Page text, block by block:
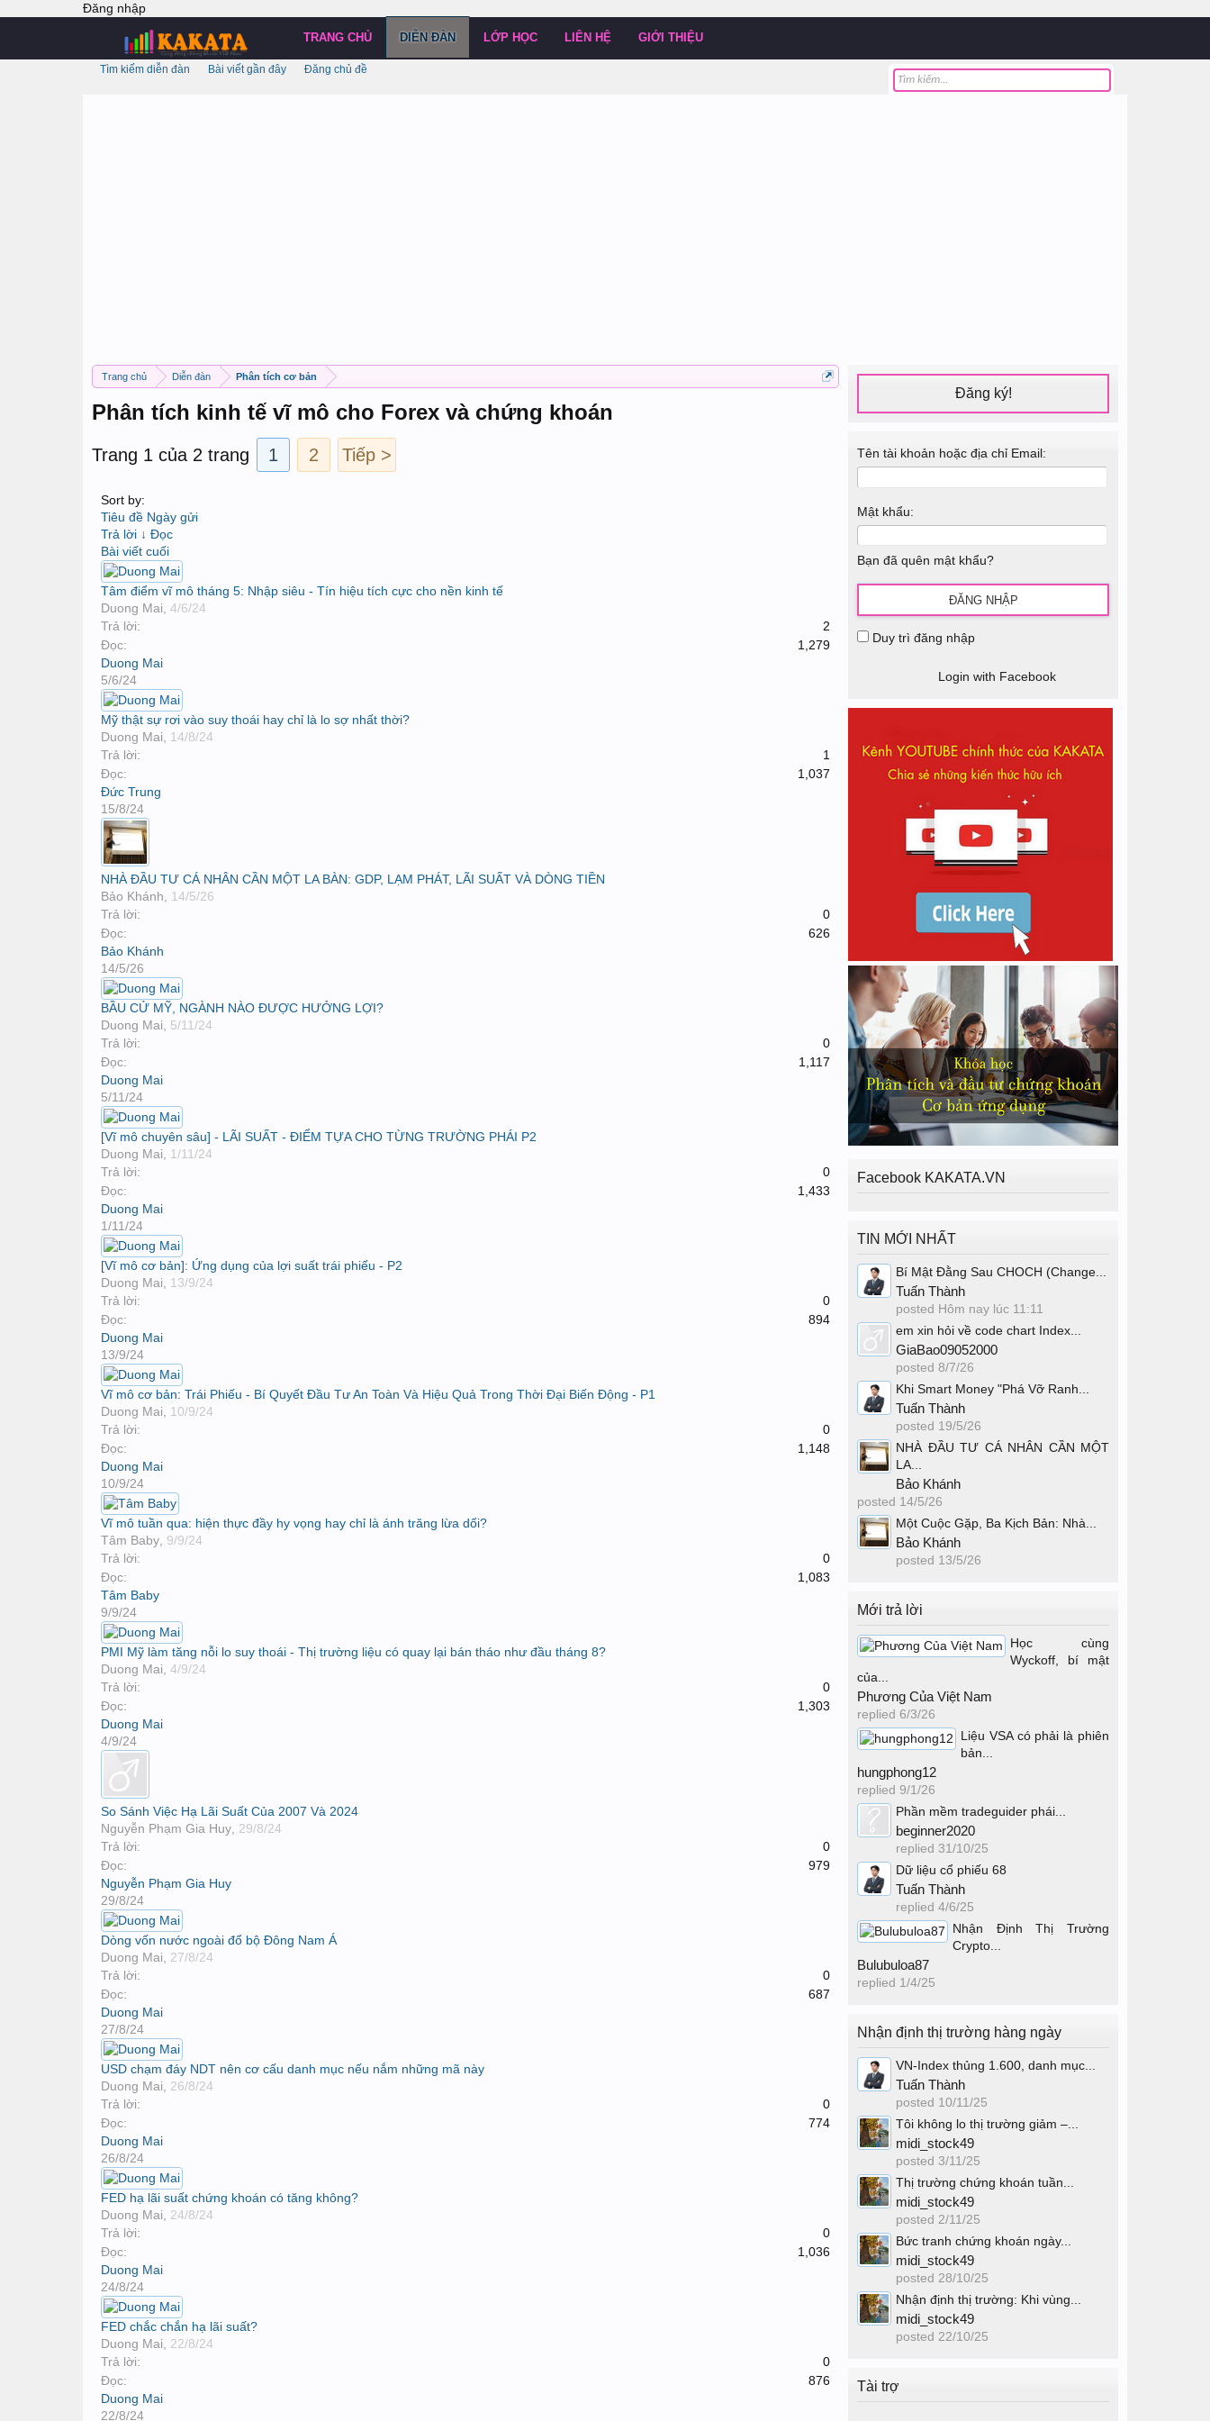
Đăng nhập
Trang chủ Diễn đàn Phân tích cơ bản
Phân tích kinh tế vĩ mô cho Forex và chứng khoán
Trang 1 của 2 trang 1 2 Tiếp >
Sort by:
Tiêu đề Ngày gửi
Trả lời ↓ Đọc
Bài viết cuối
Tâm điểm vĩ mô tháng 5: Nhập siêu - Tín hiệu tích cực cho nền kinh tế
Duong Mai 4/6/24
Trả lời:
2
Đọc:
1,279
Duong Mai
5/6/24
Mỹ thật sự rơi vào suy thoái hay chỉ là lo sợ nhất thời?
Duong Mai
14/8/24
Trả lời:
1
Đọc:
1,037
Đức Trung
15/8/24
NHÀ ĐẦU TƯ CÁ NHÂN CẦN MỘT LA BÀN: GDP, LẠM PHÁT, LÃI SUẤT VÀ DÒNG TIỀN
Bảo Khánh
14/5/26
Trả lời:
0
Đọc:
626
Bảo Khánh
14/5/26
BẦU CỬ MỸ, NGÀNH NÀO ĐƯỢC HƯỞNG LỢI?
Duong Mai
5/11/24
Trả lời:
0
Đọc:
1,117
Duong Mai
5/11/24
[Vĩ mô chuyên sâu] - LÃI SUẤT - ĐIỂM TỰA CHO TỪNG TRƯỜNG PHÁI P2
Duong Mai
1/11/24
Trả lời:
0
Đọc:
1,433
Duong Mai
1/11/24
[Vĩ mô cơ bản]: Ứng dụng của lợi suất trái phiếu - P2
Duong Mai
13/9/24
Trả lời:
0
Đọc:
894
Duong Mai
13/9/24
Vĩ mô cơ bản: Trái Phiếu - Bí Quyết Đầu Tư An Toàn Và Hiệu Quả Trong Thời Đại Biến Động - P1
Duong Mai
10/9/24
Trả lời:
0
Đọc:
1,148
Duong Mai
10/9/24
Vĩ mô tuần qua: hiện thực đầy hy vọng hay chỉ là ánh trăng lừa dối?
Tâm Baby 9/9/24
Trả lời:
0
Đọc:
1,083
Tâm Baby
9/9/24
PMI Mỹ làm tăng nỗi lo suy thoái - Thị trường liệu có quay lại bán tháo như đầu tháng 8?
Duong Mai 4/9/24
Trả lời:
0
Đọc:
1,303
Duong Mai
4/9/24
So Sánh Việc Hạ Lãi Suất Của 2007 Và 2024
Nguyễn Phạm Gia Huy 29/8/24
Trả lời:
0
Đọc:
979
Nguyễn Phạm Gia Huy
29/8/24
Dòng vốn nước ngoài đổ bộ Đông Nam Á
Duong Mai
27/8/24
Trả lời:
0
Đọc:
687
Duong Mai
27/8/24
USD chạm đáy NDT nên cơ cấu danh mục nếu nắm những mã này
Duong Mai
26/8/24
Trả lời:
0
Đọc:
774
Duong Mai
26/8/24
FED hạ lãi suất chứng khoán có tăng không?
Duong Mai
24/8/24
Trả lời:
0
Đọc:
1,036
Duong Mai
24/8/24
FED chắc chắn hạ lãi suất?
Duong Mai
22/8/24
Trả lời:
0
Đọc:
876
Duong Mai
22/8/24
Đăng ký!
Tên tài khoản hoặc địa chỉ Email:
Mật khẩu:
Bạn đã quên mật khẩu?
Duy trì đăng nhập
Login with Facebook
Facebook KAKATA.VN
TIN MỚI NHẤT
Bí Mật Đằng Sau CHOCH (Change...
Tuấn Thành
posted Hôm nay lúc 11:11
em xin hỏi về code chart Index...
GiaBao09052000
posted 8/7/26
Khi Smart Money "Phá Vỡ Ranh...
Tuấn Thành
posted 19/5/26
NHÀ ĐẦU TƯ CÁ NHÂN CẦN MỘT
LA...
Bảo Khánh
posted 14/5/26
Một Cuộc Gặp, Ba Kịch Bản: Nhà...
Bảo Khánh
posted 13/5/26
Mới trả lời
Học cùng
Wyckoff, bí mật
của...
Phương Của Việt Nam
replied 6/3/26
Liệu VSA có phải là phiên
bản...
hungphong12
replied 9/1/26
Phần mềm tradeguider phái...
beginner2020
replied 31/10/25
Dữ liệu cổ phiếu 68
Tuấn Thành
replied 4/6/25
Nhận Định Thị Trường
Crypto...
Bulubuloa87
replied 1/4/25
Nhận định thị trường hàng ngày
VN-Index thủng 1.600, danh mục...
Tuấn Thành
posted 10/11/25
Tôi không lo thị trường giảm –...
midi_stock49
posted 3/11/25
Thị trường chứng khoán tuần...
midi_stock49
posted 2/11/25
Bức tranh chứng khoán ngày...
midi_stock49
posted 28/10/25
Nhận định thị trường: Khi vùng...
midi_stock49
posted 22/10/25
Tài trợ
TRANG CHỦ DIỄN ĐÀN
Tìm kiếm diễn đàn Bài viết gần đây Đăng chủ đề
LỚP HỌC LIÊN HỆ GIỚI THIỆU